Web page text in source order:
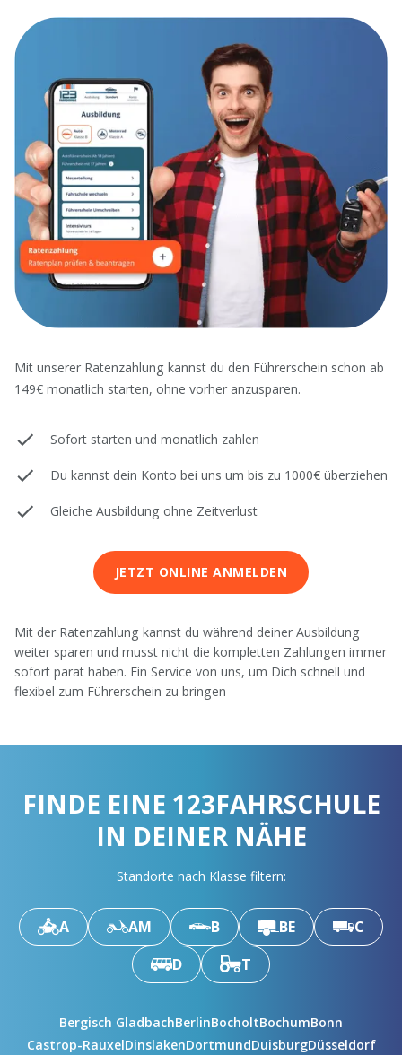
Mit unserer Ratenzahlung kannst du den Führerschein schon ab
149€ monatlich starten, ohne vorher anzusparen.
Sofort starten und monatlich zahlen
Du kannst dein Konto bei uns um bis zu 1000€ überziehen
Gleiche Ausbildung ohne Zeitverlust
JETZT ONLINE ANMELDEN
Mit der Ratenzahlung kannst du während deiner Ausbildung
weiter sparen und musst nicht die kompletten Zahlungen immer
sofort parat haben. Ein Service von uns, um Dich schnell und
flexibel zum Führerschein zu bringen
FINDE EINE 123FAHRSCHULE
IN DEINER NÄHE
Standorte nach Klasse filtern:
A AM B BE
C
D
T
Bergisch GladbachBerlinBocholtBochumBonn
Castrop-RauxelDinslakenDortmundDuisburgDüsseldorf